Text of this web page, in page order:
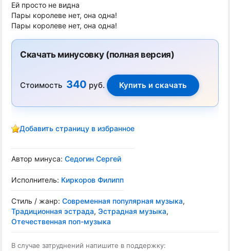
Ей просто не видна
Пары королеве нет, она одна!
Пары королеве нет, она одна!
Скачать минусовку (полная версия)
Стоимость 340 руб.
Добавить страницу в избранное
Автор минуса: Седогин Сергей
Исполнитель: Киркоров Филипп
Стиль / жанр: Современная популярная музыка,
Традиционная эстрада, Эстрадная музыка,
Отечественная поп-музыка
В случае затруднений напишите в поддержку: